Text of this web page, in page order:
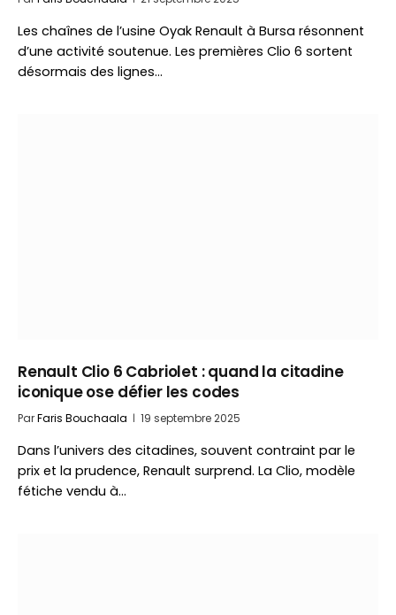
Les chaînes de l’usine Oyak Renault à Bursa résonnent
d’une activité soutenue. Les premières Clio 6 sortent
désormais des lignes…
Renault Clio 6 Cabriolet : quand la citadine
iconique ose défier les codes
ParFaris Bouchaala 19 septembre 2025
Dans l’univers des citadines, souvent contraint par le
prix et la prudence, Renault surprend. La Clio, modèle
fétiche vendu à…